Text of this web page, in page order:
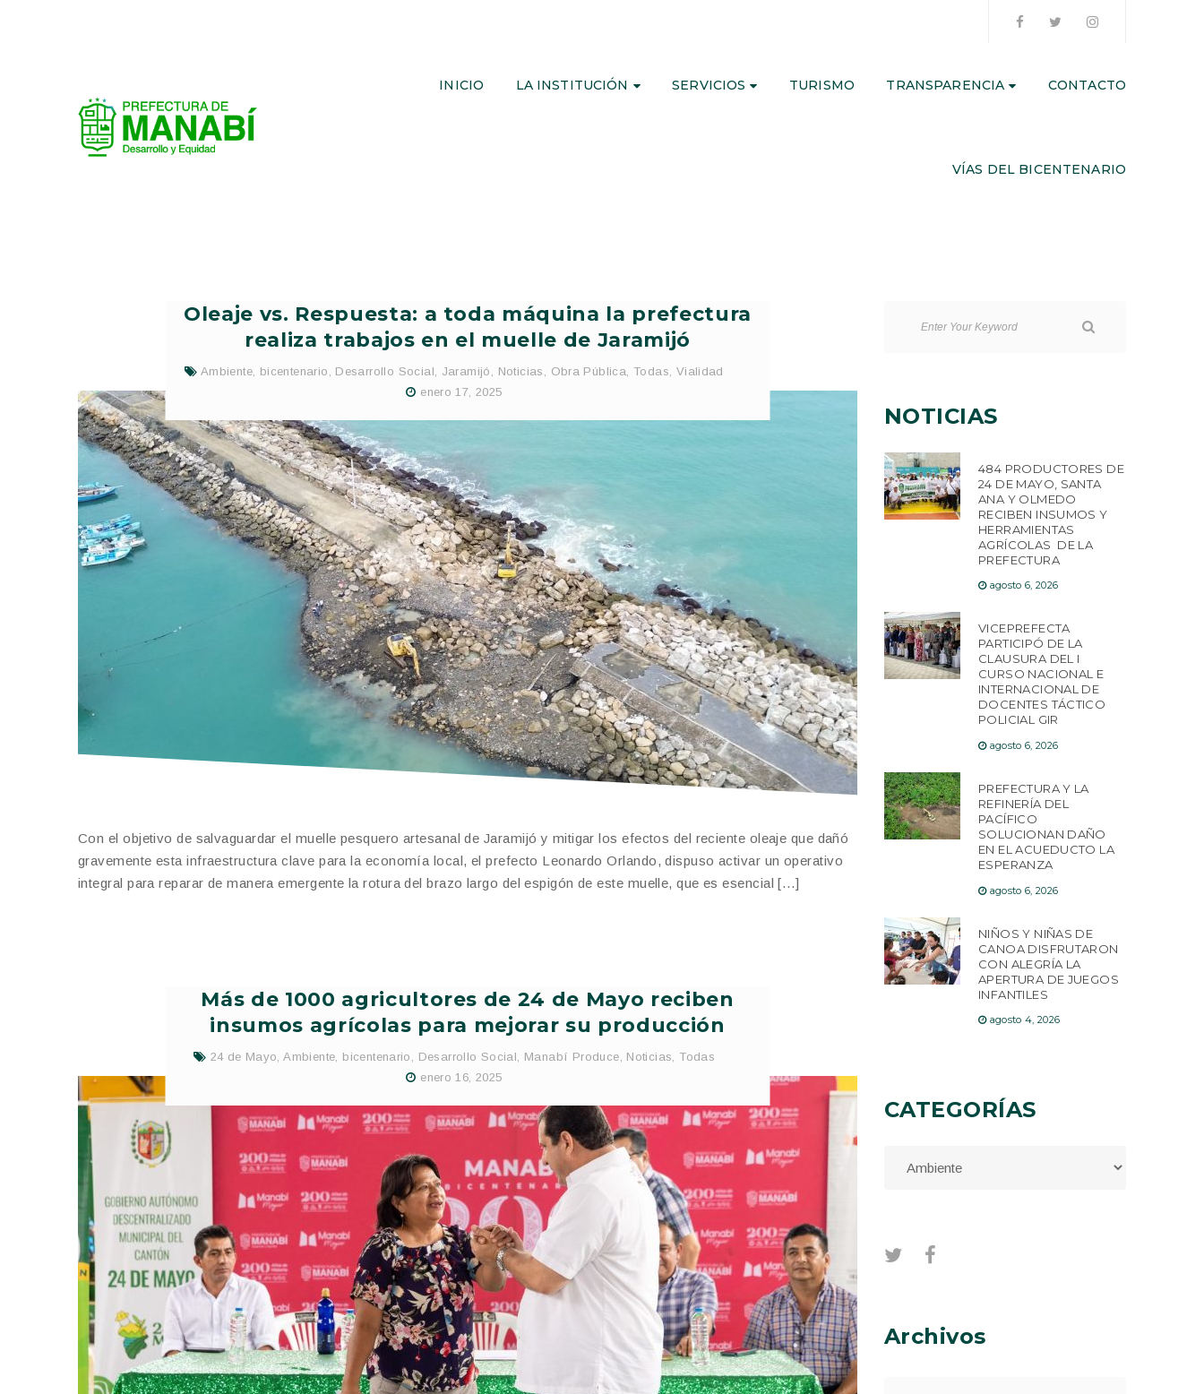
INICIO LA INSTITUCIÓN SERVICIOS TURISMO TRANSPARENCIA CONTACTO
VÍAS DEL BICENTENARIO
Oleaje vs. Respuesta: a toda máquina la prefectura
realiza trabajos en el muelle de Jaramijó
Ambiente, bicentenario , Desarrollo Social, Jaramijó , Noticias , Obra Pública, Todas, Vialidad
enero 17, 2025
Con el objetivo de salvaguardar el muelle pesquero artesanal de Jaramijó y mitigar los efectos del reciente oleaje que dañó
gravemente esta infraestructura clave para la economía local, el prefecto Leonardo Orlando, dispuso activar un operativo
integral para reparar de manera emergente la rotura del brazo largo del espigón de este muelle, que es esencial […]
Más de 1000 agricultores de 24 de Mayo reciben
insumos agrícolas para mejorar su producción
24 de Mayo,Ambiente, bicentenario , Desarrollo Social, Manabí Produce, Noticias, Todas
enero 16, 2025
NOTICIAS
484 PRODUCTORES DE
24 DE MAYO, SANTA
ANA Y OLMEDO
RECIBEN INSUMOS Y
HERRAMIENTAS
AGRÍCOLAS DE LA
PREFECTURA
agosto 6, 2026
VICEPREFECTA
PARTICIPÓ DE LA
CLAUSURA DEL I
CURSO NACIONAL E
INTERNACIONAL DE
DOCENTES TÁCTICO
POLICIAL GIR
agosto 6, 2026
PREFECTURA Y LA
REFINERÍA DEL
PACÍFICO
SOLUCIONAN DAÑO
EN EL ACUEDUCTO LA
ESPERANZA
agosto 6, 2026
NIÑOS Y NIÑAS DE
CANOA DISFRUTARON
CON ALEGRÍA LA
APERTURA DE JUEGOS
INFANTILES
agosto 4, 2026
CATEGORÍAS
Archivos